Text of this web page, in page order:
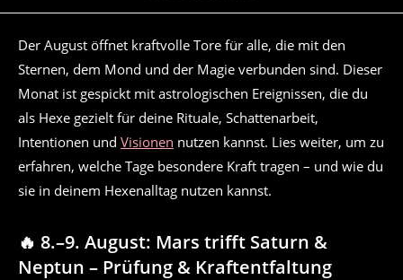
Der August öffnet kraftvolle Tore für alle, die mit den
Sternen, dem Mond und der Magie verbunden sind. Dieser
Monat ist gespickt mit astrologischen Ereignissen, die du
als Hexe gezielt für deine Rituale, Schattenarbeit,
Intentionen und Visionen nutzen kannst. Lies weiter, um zu
erfahren, welche Tage besondere Kraft tragen – und wie du
sie in deinem Hexenalltag nutzen kannst.
🔥 8.–9. August: Mars trifft Saturn &
Neptun – Prüfung & Kraftentfaltung